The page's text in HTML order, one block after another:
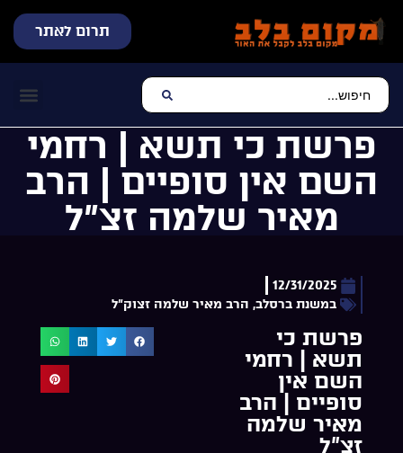
תרום לאתר
פרשת כי תשא | רחמי
השם אין סופיים | הרב
מאיר שלמה זצ”ל
12/31/2025
במשנת ברסלב, הרב מאיר שלמה זצוק"ל
פרשת כי
תשא | רחמי
השם אין
סופיים | הרב
מאיר שלמה
זצ”ל